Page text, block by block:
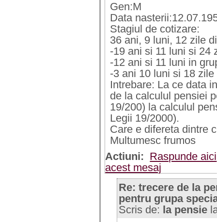
Gen:M
Data
Stagiul de cotizare:
36 ani, 9 luni, 12 zile
-19 ani si 11 luni si 24
-12 ani si 11 luni in
-3 ani 10 luni si 18
Intrebare: La ce data
de la calculul pensiei
19/200) la calculul
Legii 19/2000).
Care e difereta dintre
Multumesc frumos
Actiuni: Raspunde aici
acest mesaj
Re: trecere de la
pentru grupa
Scris de: la pensie